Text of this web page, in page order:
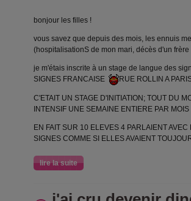
bonjour les filles !
vous savez que depuis des mois, les ennuis
(hospitalisationS de mon mari, décès d'un frère
je m'étais inscrite à un stage de langue des
SIGNES FRANCAISE
RUE ROLLIN A
C'ETAIT UN STAGE D'INITIATION; TOUT DU
INTENSIF UNE SEMAINE ENTIERE PAR
EN FAIT SUR 10 ELEVES 4 PARLAIENT
SIGNES COMME SI ELLES AVAIENT
lire la suite